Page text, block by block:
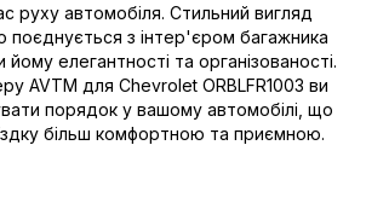
руху автомобіля. Стильний вигляд
поєднується з інтер'єром багажника
елегантності та організованості.
AVTM для Chevrolet ORBLFR1003 ви
порядок у вашому автомобілі, що
більш комфортною та приємною.